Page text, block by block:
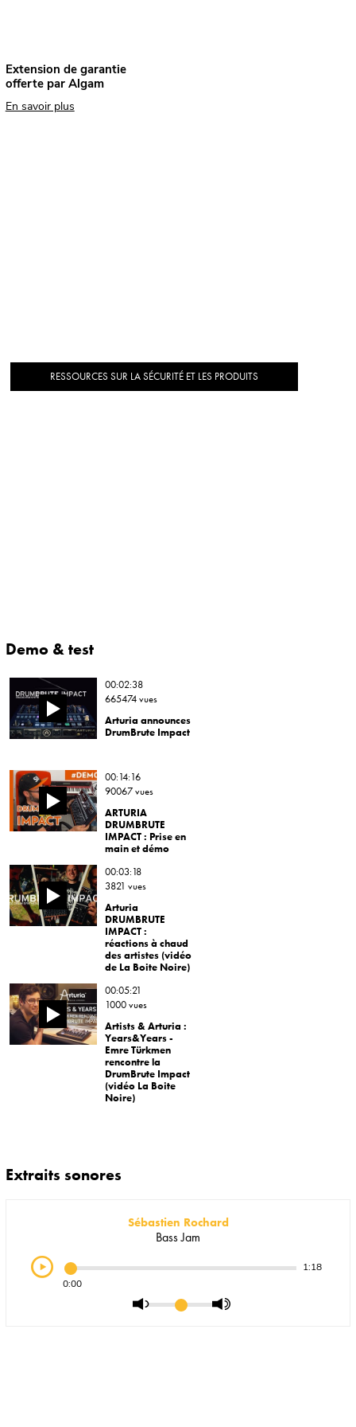
Extension de garantie
offerte par Algam
En savoir plus
RESSOURCES SUR LA SÉCURITÉ ET LES PRODUITS
Demo & test
00:02:38
665474 vues
Arturia announces
DrumBrute Impact
00:14:16
90067 vues
ARTURIA
DRUMBRUTE
IMPACT : Prise en
main et démo
00:03:18
3821 vues
Arturia
DRUMBRUTE
IMPACT :
réactions à chaud
des artistes (vidéo
de La Boite Noire)
00:05:21
1000 vues
Artists & Arturia :
Years&Years -
Emre Türkmen
rencontre la
DrumBrute Impact
(vidéo La Boite
Noire)
Extraits sonores
Sébastien Rochard
Bass Jam
0:00
1:18